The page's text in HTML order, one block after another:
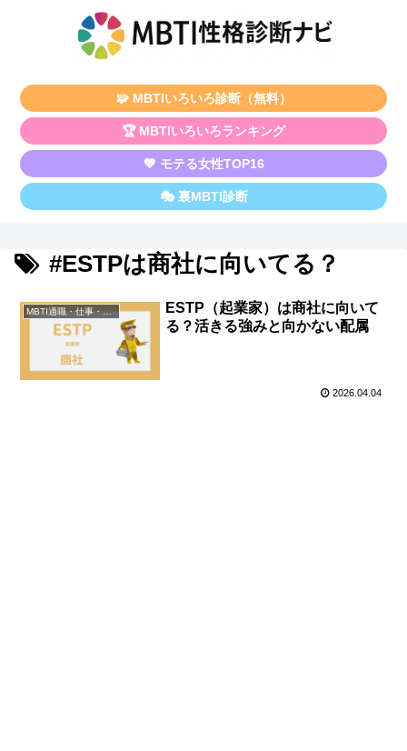
🧩 MBTIいろいろ診断（無料）
🏆 MBTIいろいろランキング
💖 モテる女性TOP16
🎭 裏MBTI診断
#ESTPは商社に向いてる？
MBTI適職・仕事・資格
ESTP（起業家）は商社に向いて
る？活きる強みと向かない配属
2026.04.04